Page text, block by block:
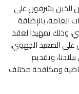
الذين يشرفون على
العامة، بالإضافة
وذلك تمهيدا لعقد
الصعيد الجهوي،
وتقديم
ومكافحة مختلف